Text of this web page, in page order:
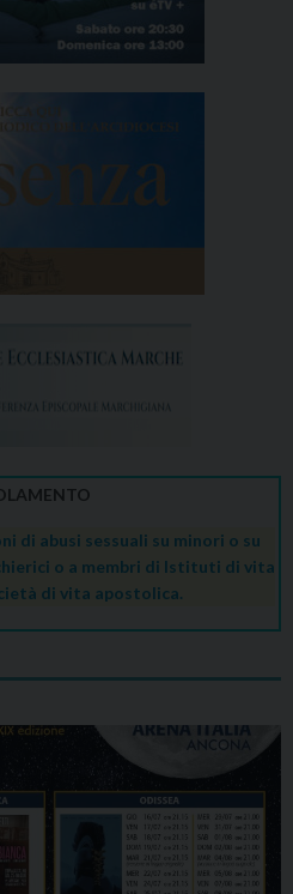
di abusi sessuali su minori o su
o a membri di Istituti di vita
di vita apostolica.